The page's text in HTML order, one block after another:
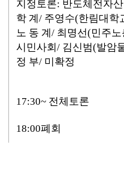
지정토론: 반도체전자
학 계/ 주영수(한림대학
노 동 계/ 최명선(민주
시민사회/ 김신범(발암
정 부/ 미확정
17:30~ 전체토론
18:00폐회